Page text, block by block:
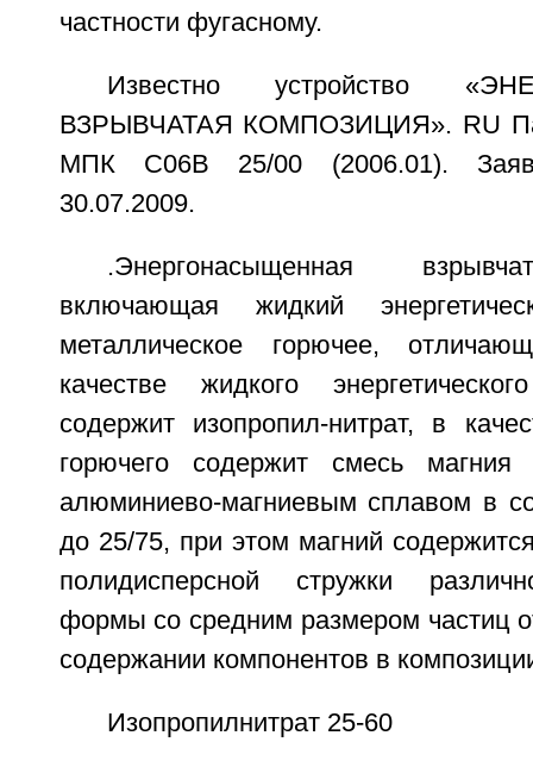
частности фугасному.
Известно устройство
ВЗРЫВЧАТАЯ КОМПОЗИЦИЯ». RU
МПК С06В 25/00 (2006.01).
30.07.2009.
.Энергонасыщенная
включающая жидкий
металлическое горючее,
качестве жидкого
содержит изопропил-нитрат, в
горючего содержит смесь
алюминиево-магниевым сплавом в
до 25/75, при этом магний
полидисперсной стружки
формы со средним размером частиц
содержании компонентов в
Изопропилнитрат 25-60